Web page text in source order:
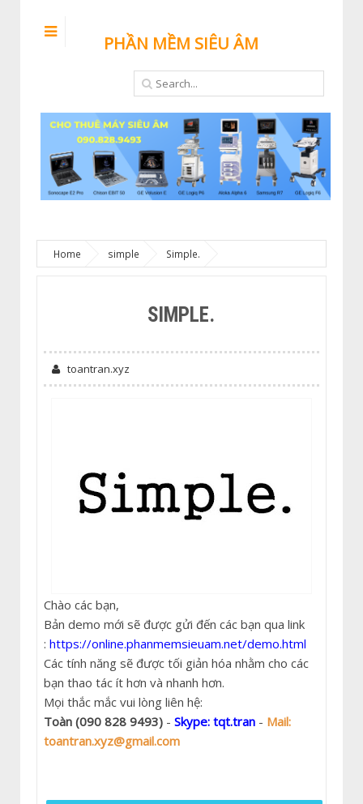
PHẦN MỀM SIÊU ÂM
Home simple Simple.
SIMPLE.
toantran.xyz
Chào các bạn,
Bản demo mới sẽ được gửi đến các bạn qua link
: https://online.phanmemsieuam.net/demo.html
Các tính năng sẽ được tối giản hóa nhằm cho các
bạn thao tác ít hơn và nhanh hơn.
Mọi thắc mắc vui lòng liên hệ:
Toàn (090 828 9493)- Skype: tqt.tran- Mail:
toantran.xyz@gmail.com